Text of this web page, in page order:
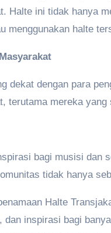
Halte ini tidak hanya
menggunakan halte
dekat dengan para
terutama mereka
bagi musisi
tidak hanya
Halte
inspirasi bagi